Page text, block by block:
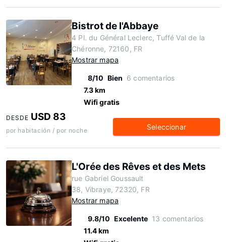
Bistrot de l'Abbaye
4 Pl. du Général Leclerc, Tuffé Val de la
Chéronne, 72160, FR
Mostrar mapa
8/10 Bien 6 comentarios
7.3 km
Wifi gratis
DESDE USD 83
por habitación / por noche Seleccionar
L'Orée des Rêves et des Mets
rue Gabriel Goussault
38, Vibraye, 72320, FR
Mostrar mapa
9.8/10 Excelente 13 comentarios
11.4 km